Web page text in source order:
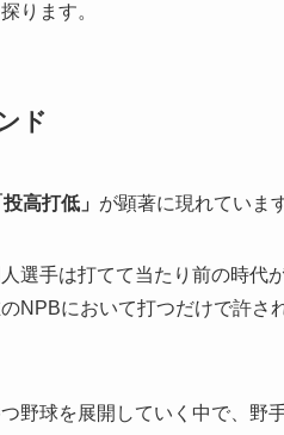
ります。
ド
投高打低」 が顕著に現れていま
選手は打てて当たり前の時代
NPBにおいて打つだけで許さ
野球を展開していく中で、野